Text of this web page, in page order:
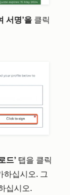
서명’을 클릭
드’ 탭을 클릭
하십시오. 그
십시오.